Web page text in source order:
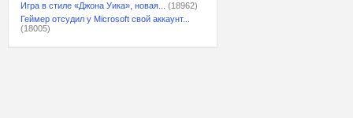
Игра в стиле «Джона Уика», новая...
(18962)
Геймер отсудил у Microsoft свой аккаунт...
(18005)